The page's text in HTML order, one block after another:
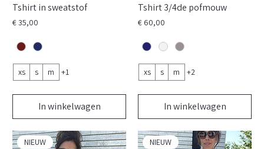
Tshirt in sweatstof
Prijs
€ 35,00
xs s m +1
In winkelwagen
Tshirt 3/4de pofmouw
Prijs
€ 60,00
xs s m +2
In winkelwagen
NIEUW NIEUW